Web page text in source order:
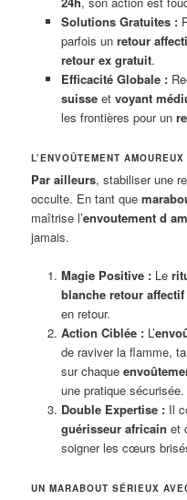
Solutions Gratuites :
parfois un retour
retour ex gratuit.
Efficacité Globale :
suisseet voyant
les frontières pour un
L’ENVOÛTEMENT
Par ailleurs, stabiliser une
occulte. En tant que
maîtrise l’envoutement d
jamais.
Magie Positive :Le
blanche retour affectif
en retour.
Action Ciblée :L’
de raviver la flamme,
sur chaque
une pratique sécurisée.
Double Expertise :Il
guérisseur africain et
soigner les cœurs
UN MARABOUT SÉRIEUX